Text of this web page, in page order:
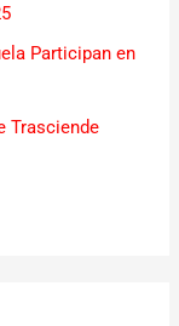
Participan en
Trasciende